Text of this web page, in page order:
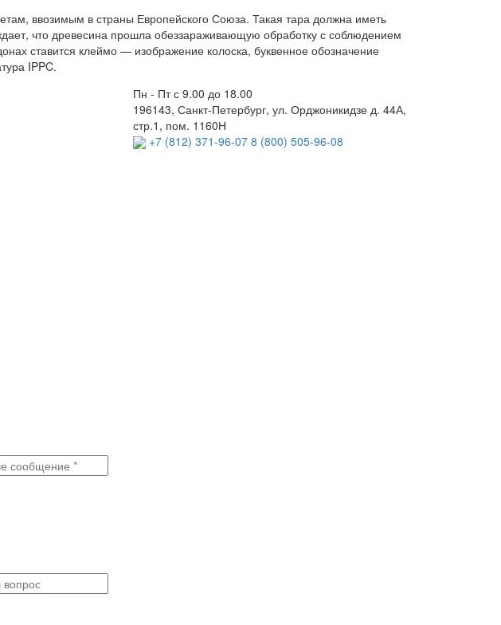
ввозимым в страны Европейского Союза. Такая тара должна иметь
что древесина прошла обеззараживающую обработку с соблюдением
ставится клеймо — изображение колоска, буквенное обозначение
IPPC.
Пн - Пт с 9.00 до 18.00
196143, Санкт-Петербург, ул. Орджоникидзе д. 44А,
стр.1, пом. 1160Н
+7 (812) 371-96-07 8 (800) 505-96-08